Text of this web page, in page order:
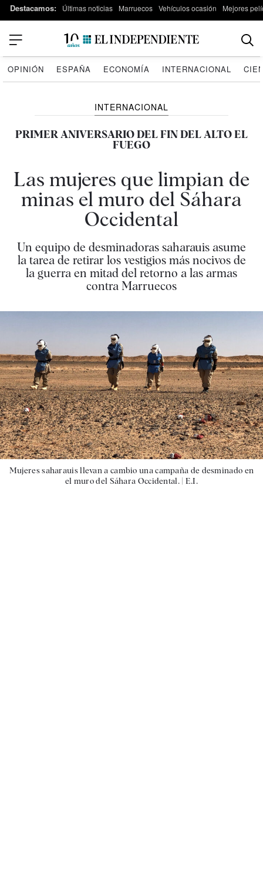
Destacamos: Últimas noticias Marruecos Vehículos ocasión Mejores
OPINIÓN ESPAÑA ECONOMÍA INTERNACIONAL
INTERNACIONAL
PRIMER ANIVERSARIO DEL FIN DEL ALTO EL
FUEGO
Las mujeres que limpian de
minas el muro del Sáhara
Occidental
Un equipo de desminadoras saharauis asume
la tarea de retirar los vestigios más nocivos de
la guerra en mitad del retorno a las armas
contra Marruecos
Mujeres saharauis llevan a cambio una campaña de desminado en
el muro del Sáhara Occidental. | E.I.